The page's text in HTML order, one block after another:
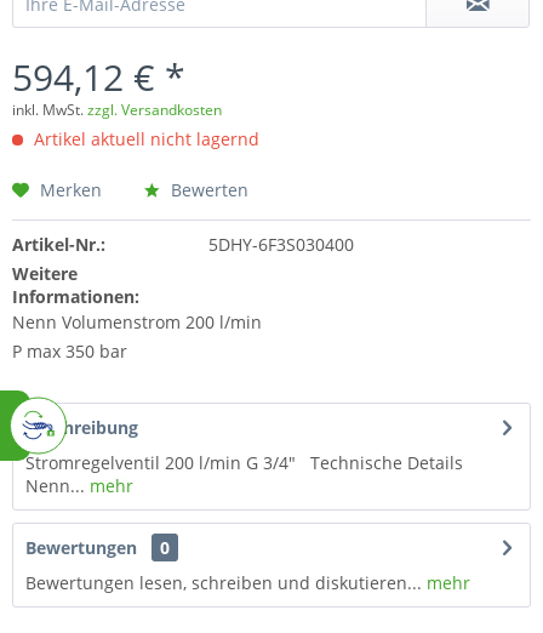
594,12 € *
inkl. MwSt.zzgl. Versandkosten
Artikel aktuell nicht lagernd
Merken Bewerten
Artikel-Nr.:
5DHY-6F3S030400
Weitere
Informationen:
Nenn Volumenstrom 200 l/min
P max 350 bar
Beschreibung
Stromregelventil 200 l/min G 3/4" Technische Details
Nenn... mehr
Bewertungen
0
Bewertungen lesen, schreiben und diskutieren... mehr